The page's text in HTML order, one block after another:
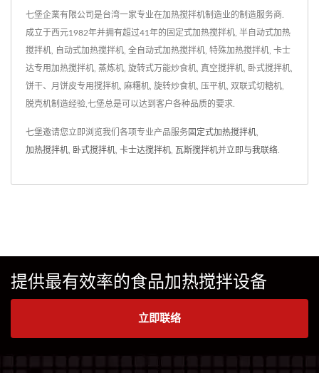
七堡企業有限公司是台湾一家专业在加热搅拌机制造业的制造服务商.
成立于西元1982年并拥有超过41年的固定式加热搅拌机, 半自动式加热
搅拌机, 自动式加热搅拌机, 全自动式加热搅拌机, 特殊加热搅拌机, 卡士
达专用加热搅拌机, 蒸炼机, 旋转式万能炒食机, 真空搅拌机, 卧式搅拌机,
饼干、月饼皮专用搅拌机, 麻糬机, 旋转炒食机, 压平机, 双联式切糖机,
脱壳机制造经验,七堡总是可以达到客户各种品质的要求.
七堡邀请您立即浏览我们各项专业产品服务固定式加热搅拌机
加热搅拌机 卧式搅拌机 卡士达搅拌机 瓦斯搅拌机并立即与我联络
提供最有效率的食品加热搅拌设备
立即联络